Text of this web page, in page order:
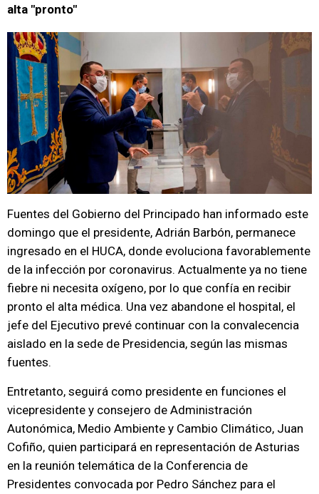
alta "pronto"
Fuentes del Gobierno del Principado han informado este
domingo que el presidente, Adrián Barbón, permanece
ingresado en el HUCA, donde evoluciona favorablemente
de la infección por coronavirus. Actualmente ya no tiene
fiebre ni necesita oxígeno, por lo que confía en recibir
pronto el alta médica. Una vez abandone el hospital, el
jefe del Ejecutivo prevé continuar con la convalecencia
aislado en la sede de Presidencia, según las mismas
fuentes.
Entretanto, seguirá como presidente en funciones el
vicepresidente y consejero de Administración
Autonómica, Medio Ambiente y Cambio Climático, Juan
Cofiño, quien participará en representación de Asturias
en la reunión telemática de la Conferencia de
Presidentes convocada por Pedro Sánchez para el